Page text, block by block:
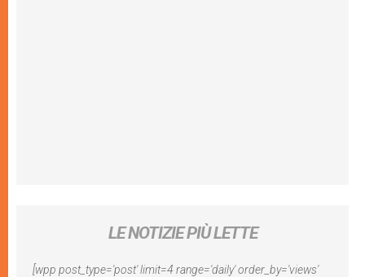
LE NOTIZIE PIÙ LETTE
[wpp post_type='post' limit=4 range='daily' order_by='views'